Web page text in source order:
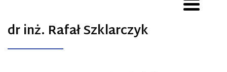
dr inż. Rafał Szklarczyk